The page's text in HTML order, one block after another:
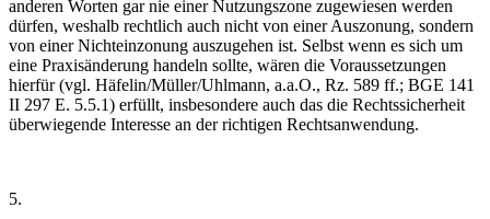
anderen Worten gar nie einer Nutzungszone zugewiesen werden
dürfen, weshalb rechtlich auch nicht von einer Auszonung, sondern
von einer Nichteinzonung auszugehen ist. Selbst wenn es sich um
eine Praxisänderung handeln sollte, wären die Voraussetzungen
hierfür (vgl. Häfelin/Müller/Uhlmann, a.a.O., Rz. 589 ff.; BGE 141
II 297 E. 5.5.1) erfüllt, insbesondere auch das die Rechtssicherheit
überwiegende Interesse an der richtigen Rechtsanwendung.
5.